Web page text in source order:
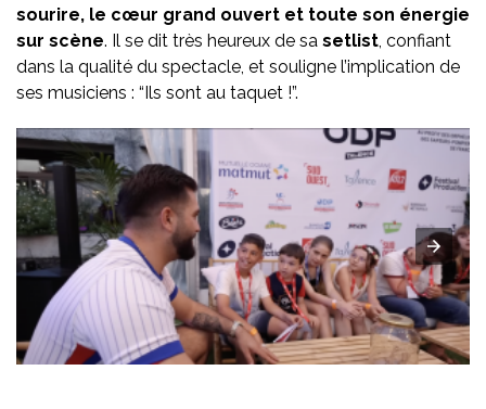
sourire, le cœur grand ouvert et toute son énergie
sur scène. Il se dit très heureux de sa setlist , confiant
dans la qualité du spectacle, et souligne l’implication de
ses musiciens : “Ils sont au taquet !”.